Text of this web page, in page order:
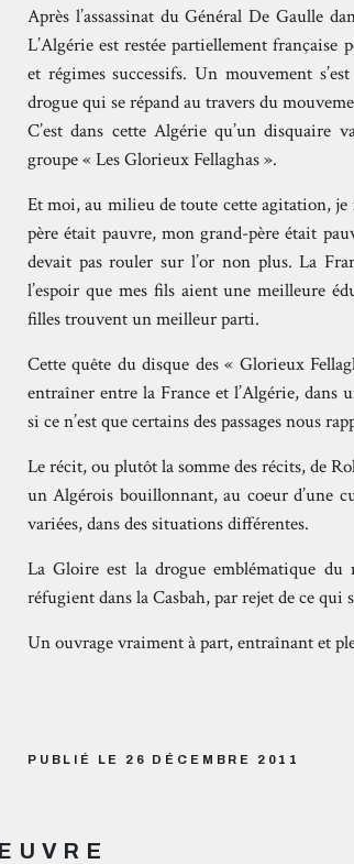
Après l’assassinat du Général De Gaulle
L’Algérie est restée partiellement française
et régimes successifs. Un mouvement
drogue qui se répand au travers du
C’est dans cette Algérie qu’un
groupe « Les Glorieux Fellaghas ».
Et moi, au milieu de toute cette agitation,
père était pauvre, mon grand-père était
devait pas rouler sur l’or non plus. La
l’espoir que mes fils aient une meilleure
filles trouvent un meilleur parti.
Cette quête du disque des « Glorieux
entraîner entre la France et l’Algérie,
si ce n’est que certains des passages nous
Le récit, ou plutôt la somme des récits, de
un Algérois bouillonnant, au coeur d’une
variées, dans des situations différentes.
La Gloire est la drogue emblématique du
réfugient dans la Casbah, par rejet de ce qui
Un ouvrage vraiment à part, entraînant et
PUBLIÉ LE 26 DÉCEMBRE 2011